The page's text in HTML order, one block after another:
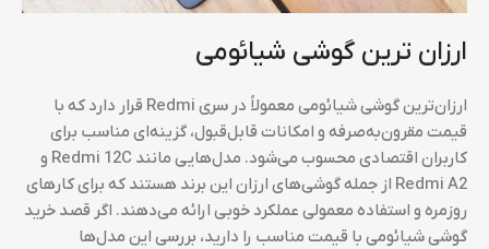
ارزان ترین گوشی شیائومی
ارزان‌ترین گوشی شیائومی معمولاً در سری Redmi قرار دارد که با
قیمت مقرون‌به‌صرفه و امکانات قابل‌قبول، گزینه‌ای مناسب برای
کاربران اقتصادی محسوب می‌شود. مدل‌هایی مانند Redmi 12C و
Redmi A2 از جمله گوشی‌های ارزان این برند هستند که برای کارهای
روزمره و استفاده معمولی عملکرد خوبی ارائه می‌دهند. اگر قصد خرید
گوشی شیائومی با قیمت مناسب را دارید، بررسی این مدل‌ها